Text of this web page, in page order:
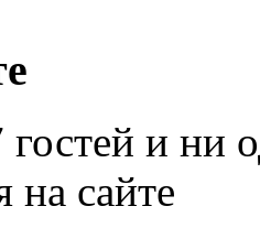
и ни
на сайте